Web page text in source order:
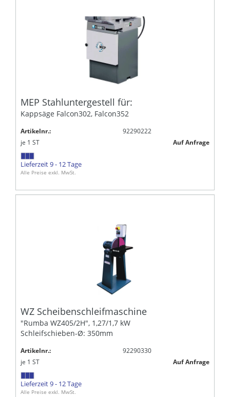
MEP Stahluntergestell für:
Kappsäge Falcon302, Falcon352
Artikelnr.:
92290222
je 1 ST Auf Anfrage
Lieferzeit 9 - 12 Tage
Alle Preise exkl. MwSt.
WZ Scheibenschleifmaschine
"Rumba WZ405/2H", 1,27/1,7 kW
Schleifschieben-Ø: 350mm
Artikelnr.:
92290330
je 1 ST Auf Anfrage
Lieferzeit 9 - 12 Tage
Alle Preise exkl. MwSt.